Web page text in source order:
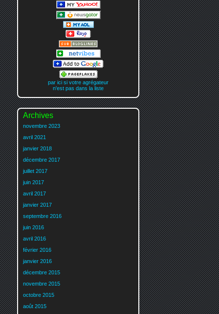
par ici si votre agrégateur
n'est pas dans la liste
Archives
novembre 2023
avril 2021
janvier 2018
décembre 2017
juillet 2017
juin 2017
avril 2017
janvier 2017
septembre 2016
juin 2016
avril 2016
février 2016
janvier 2016
décembre 2015
novembre 2015
octobre 2015
août 2015